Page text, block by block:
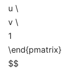
u \
v \
1
\end{pmatrix}
$$